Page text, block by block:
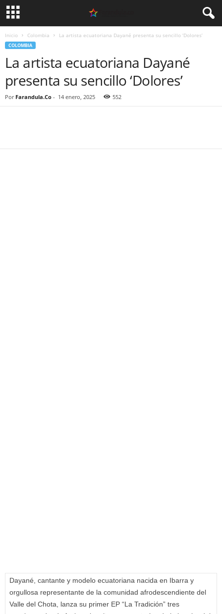
Inicio Colombia La artista ecuatoriana Dayané presenta su sencillo ‘Dolores’
COLOMBIA
La artista ecuatoriana Dayané
presenta su sencillo ‘Dolores’
Por Farandula.Co - 14 enero, 2025 552
Dayané, cantante y modelo ecuatoriana nacida en Ibarra y
orgullosa representante de la comunidad afrodescendiente del
Valle del Chota, lanza su primer EP “La Tradición” tres